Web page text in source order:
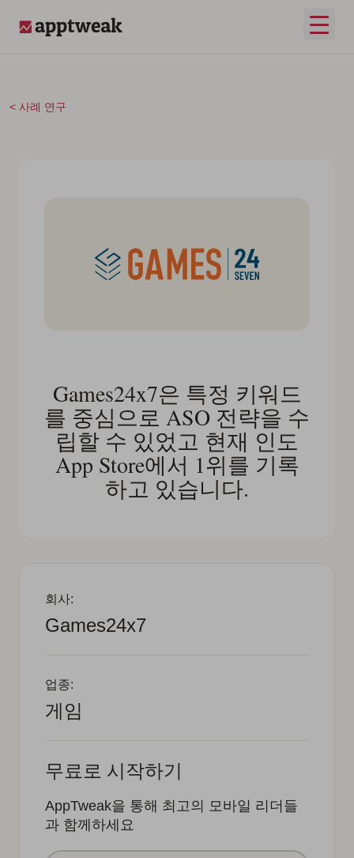
메인
사례 연구
Games24x7은 특정 키워드
를 중심으로 ASO 전략을 수
립할 수 있었고 현재 인도
App Store에서 1위를 기록
하고 있습니다.
회사:
Games24x7
업종:
게임
무료로 시작하기
AppTweak을 통해 최고의 모바일 리더들
과 함께하세요